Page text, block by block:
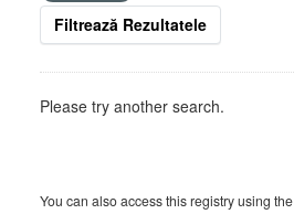
Filtrează Rezultatele
Please try another search.
You can also access this registry using the